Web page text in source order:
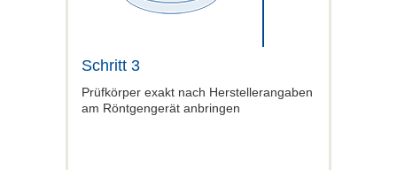
Schritt 3
Prüfkörper exakt nach Herstellerangaben
am Röntgengerät anbringen